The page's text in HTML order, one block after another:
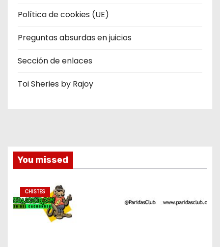
Política de cookies (UE)
Preguntas absurdas en juicios
Sección de enlaces
Toi Sheries by Rajoy
You missed
CHISTES